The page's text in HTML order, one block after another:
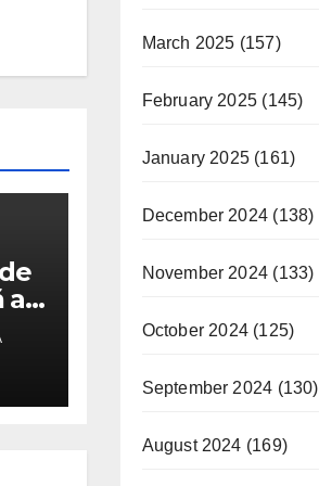
a
March 2025 (157)
February 2025 (145)
January 2025(161)
December 2024 (138)
November 2024 (133)
October 2024(125)
September 2024 (130)
August 2024 (169)